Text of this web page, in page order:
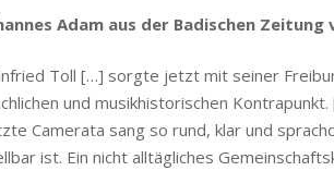
Adam aus der Badischen Zeitung
Toll […] sorgte jetzt mit seiner
und musikhistorischen
Camerata sang so rund, klar und
ist. Ein nicht alltägliches